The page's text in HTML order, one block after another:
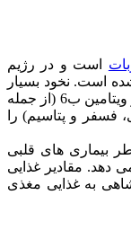
است و در رژیم
است. نخود بسیار
از آنتی اکسیدان ها، مواد معدنی، مواد مغذی و ویتامین ب6 (از جمله
فسفر و پتاسیم) را
بیماری های قلبی
دهد. مقادیر غذایی
به غذایی مغذی